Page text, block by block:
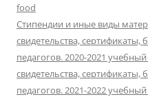
food
Стипендии и иные виды
свидетельства, сертификаты,
педагогов. 2020-2021
свидетельства, сертификаты,
педагогов. 2021-2022